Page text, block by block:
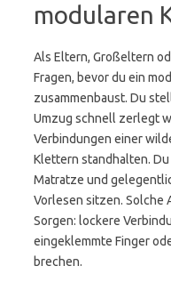
modularen
Als Eltern, Großeltern
Fragen, bevor du ein
zusammenbaust. Du
Umzug schnell zerlegt
Verbindungen einer
Klettern standhalten. Du
Matratze und
Vorlesen sitzen. Solche
Sorgen: lockere
eingeklemmte Finger
brechen.